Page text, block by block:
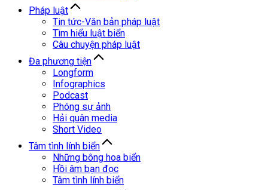
Pháp luật
Tin tức-Văn bản pháp luật
Tìm hiểu luật biển
Câu chuyện pháp luật
Đa phương tiện
Longform
Infographics
Podcast
Phóng sự ảnh
Hải quân media
Short Video
Tâm tình lính biển
Những bông hoa biển
Hồi âm bạn đọc
Tâm tình lính biển